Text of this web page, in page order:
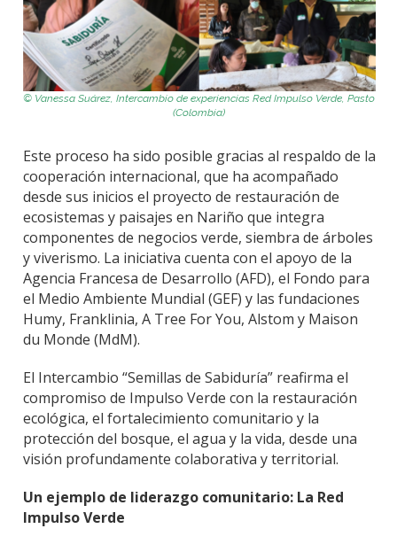
© Vanessa Suárez, Intercambio de experiencias Red Impulso Verde, Pasto
(Colombia)
Este proceso ha sido posible gracias al respaldo de la
cooperación internacional, que ha acompañado
desde sus inicios el proyecto de restauración de
ecosistemas y paisajes en Nariño que integra
componentes de negocios verde, siembra de árboles
y viverismo. La iniciativa cuenta con el apoyo de la
Agencia Francesa de Desarrollo (AFD), el Fondo para
el Medio Ambiente Mundial (GEF) y las fundaciones
Humy, Franklinia, A Tree For You, Alstom y Maison
du Monde (MdM).
El Intercambio “Semillas de Sabiduría” reafirma el
compromiso de Impulso Verde con la restauración
ecológica, el fortalecimiento comunitario y la
protección del bosque, el agua y la vida, desde una
visión profundamente colaborativa y territorial.
Un ejemplo de liderazgo comunitario: La Red
Impulso Verde